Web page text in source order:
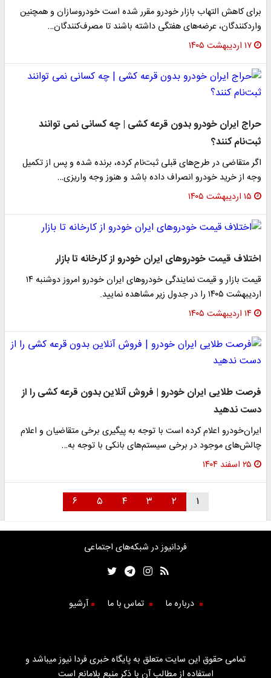
برای کاهش التهاب بازار خودرو مقرر شده است خودروسازان و همچنین
واردکنندگان، عرضه‌های هفتگی داشته باشند تا مصرف‌کنندگان…
۱۷ اردیبهشت ۱۴۰۵
حراج ایران خودرو بدون قرعه کشی | چه کسانی نمی توانند
ثبت‌نام کنند؟
اگر متقاضی در طرح‌های قبلی ثبت‌نام کرده، برنده شده و پس از تکمیل
وجه از خرید خودرو انصراف داده باشد و هنوز وجه واریزی…
۱۵ اردیبهشت ۱۴۰۵
اختلاف قیمت خودروهای ایران خودرو از کارخانه تا بازار
قیمت بازار و قیمت نمایندگی خودرو‌های ایران خودرو امروز دوشنبه ۱۴
اردیبهشت ۱۴۰۵ را در جدول زیر مشاهده نمایید.
۱۴ اردیبهشت ۱۴۰۵
فرصت طلایی ایران خودرو | فروش آنلاین بدون قرعه کشی را از
دست ندهید
ایران‌خودرو اعلام کرده است با توجه به پیگیری برخی متقاضیان و اعلام
چالش‌های موجود در برخی سیستم‌های بانکی با توجه به…
۲۵ اسفند ۱۴۰۴
۱ ۲ ۳ ۴ ۵ ۶
فردانیوز در شبکه‌های اجتماعی
درباره ما تماس با ما آرشیو
تمامی حقوق این سایت متعلق به پایگاه خبری فردا نیوز میباشد و
استفاده از مطالب آن با ذکر منبع بلامانع است